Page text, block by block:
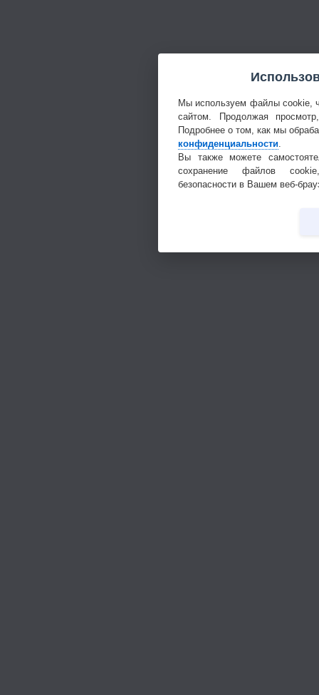
Мы используем файлы cookie,
сайтом. Продолжая
Подробнее о том, как мы
конфиденциальности.
Вы также можете
сохранение файлов
безопасности в Вашем веб-